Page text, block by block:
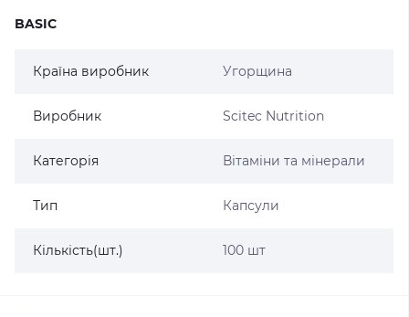
BASIC
Країна виробник Угорщина
Виробник Scitec Nutrition
Категорія Вітаміни та мінерали
Тип Капсули
Кількість(шт.) 100 шт